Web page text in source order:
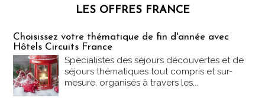
LES OFFRES FRANCE
Choisissez votre thématique de fin d'année avec
Hôtels Circuits France
Spécialistes des séjours découvertes et de
séjours thématiques tout compris et sur-
mesure, organisés à travers les...